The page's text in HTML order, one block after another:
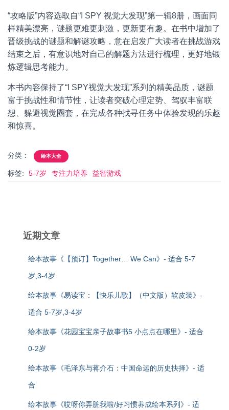
“攻略版”内容选取自“I SPY 视觉大发现”第一辑8册，画面同
样精美漂亮，谜题更难更刺激，更新更有趣。在书中增加了
晋级挑战的谜题和解谜攻略，意在启发广大读者在挑战游戏
结束之后，有意识地对自己的解题方法进行梳理，更好地锻
炼逻辑思考能力。
本书内容保持了“I SPY视觉大发现”系列的精美品质，谜题
富于挑战性和情节性，让读者突破心理定势、驾驭丰富联
想、躲避视觉圈套，在完成各种找寻任务中体验发现的乐趣
和惊喜。
分类： 绘本大全
标签: 5-7岁 专注力培养 益智游戏
近期文章
绘本故事《【预订】Together… We Can》- 适合 5-7
岁,3-4岁
绘本故事《易读宝：【快乐儿歌】（中文版）软皮装》-
适合 5-7岁,3-4岁
绘本故事《花园宝宝亲子故事书5 小点点在哪里》- 适合
0-2岁
绘本故事《毛泽东与蒋介石：中国命运的历史抉择》- 适
合
绘本故事《哎呀你弄脏我啦/好习惯养成绘本系列》- 适